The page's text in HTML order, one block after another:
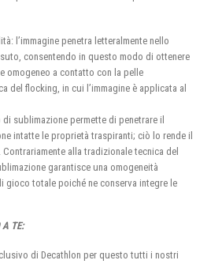
l’immagine penetra letteralmente nello
consentendo in questo modo di ottenere
omogeneo a contatto con la pelle
del flocking, in cui l’immagine è applicata al
sublimazione permette di penetrare il
intatte le proprietà traspiranti; ciò lo rende il
alla tradizionale tecnica del
garantisce una omogeneità
gioco totale poiché ne conserva integre le
A TE:
di Decathlon per questo tutti i nostri